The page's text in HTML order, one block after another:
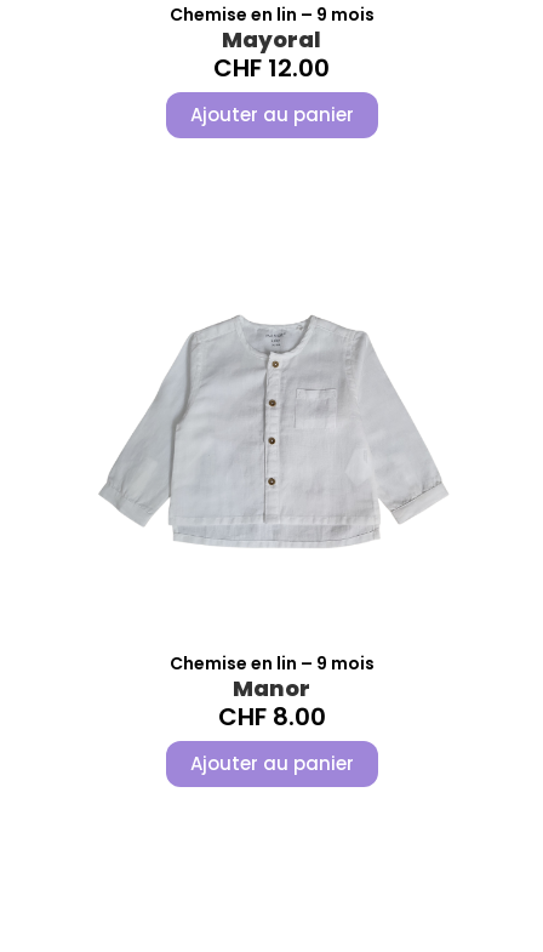
Chemise en lin – 9 mois
Mayoral
CHF 12.00
Ajouter au panier
Chemise en lin – 9 mois
Manor
CHF8.00
Ajouter au panier